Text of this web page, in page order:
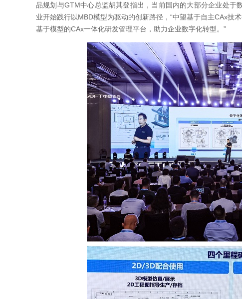
品规划与GTM中心总监胡其登指出，当前国内的大部分企业处
业开始践行以MBD模型为驱动的创新路径，“中望基于自主CAx技
基于模型的CAx一体化研发管理平台，助力企业数字化转型。”